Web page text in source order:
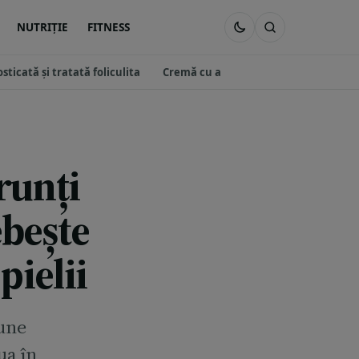
NUTRIȚIE FITNESS
și tratată foliculita Cremă cu antibiotic pentru foliculită